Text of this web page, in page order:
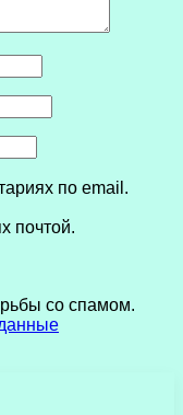
по email.
почтой.
со спамом.